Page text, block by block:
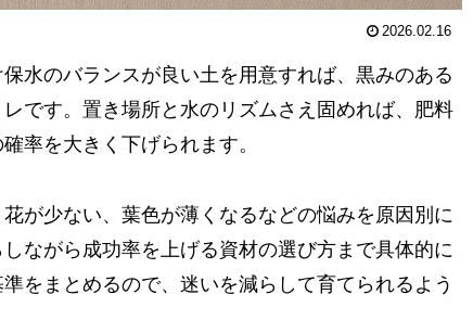
2026.02.16
水のバランスが良い土を用意すれば、黒みのある
です。置き場所と水のリズムさえ固めれば、肥料
率を大きく下げられます。
が少ない、葉色が薄くなるなどの悩みを原因別に
ながら成功率を上げる資材の選び方まで具体的に
をまとめるので、迷いを減らして育てられるよう